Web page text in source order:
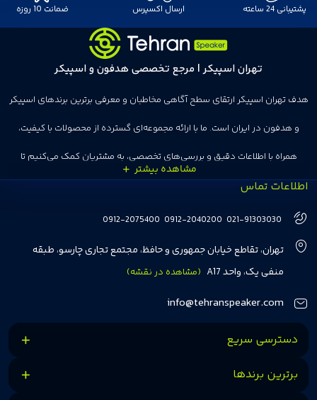
پشتیبانی 24 ساعته ارسال اکسپرس ضمانت 10 روزه
تهران اسپیکر | مرجع تخصصی هدفون و اسپیکر
هدف تهران اسپیکر ارتقای سطح آگاهی مخاطبان و معرفی برترین برندهای اسپیکر
و هدفون در ایران است. ما با ارائه مجموعه‌ای گسترده از محصولات با کیفیت،
همراه با اطلاعات دقیق و بررسی‌های تخصصی، به مشتریان کمک می‌کنیم تا
انتخاب‌های درست و هوشمندانه‌ای داشته باشند. تهران اسپیکر با تجربه‌ای بیش از
هفت سال در این زمینه، بر ایجاد تجربه خریدی آسان، سریع و مطمئن تمرکز دارد تا
مشتریان بتوانند با خیالی آسوده از انتخاب خود لذت ببرند. ما به رضایت و اعتماد
مشتریان اهمیت می‌دهیم و همواره در تلاشیم تا بهترین‌ها را برای آن‌ها فراهم
کنیم.
اطلاعات تماس
021-91303030
0912-2040200
0912-2075400
تهران، تقاطع خیابان جمهوری و حافظ، مجتمع تجاری چارسو، طبقه
منفی یک، واحد A17
(مشاهده در نقشه)
info@tehranspeaker.com
دسترسی سریع
برترین برندها